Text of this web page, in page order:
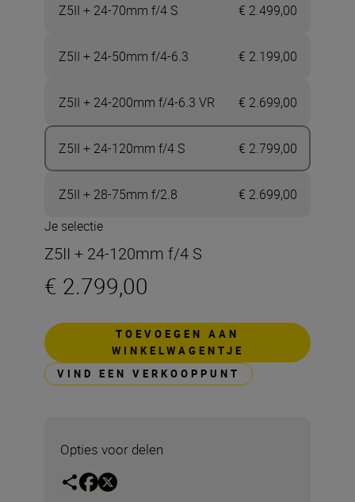
Z5II + 24-70mm f/4 S € 2.499,00
Z5II + 24-50mm f/4-6.3 € 2.199,00
Z5II + 24-200mm f/4-6.3 VR € 2.699,00
Z5II + 24-120mm f/4 S € 2.799,00
Z5II + 28-75mm f/2.8
€ 2.699,00
Je selectie
Z5II + 24-120mm f/4 S
€ 2.799,00
TOEVOEGEN AAN
WINKELWAGENTJE
VIND EEN VERKOOPPUNT
Opties voor delen